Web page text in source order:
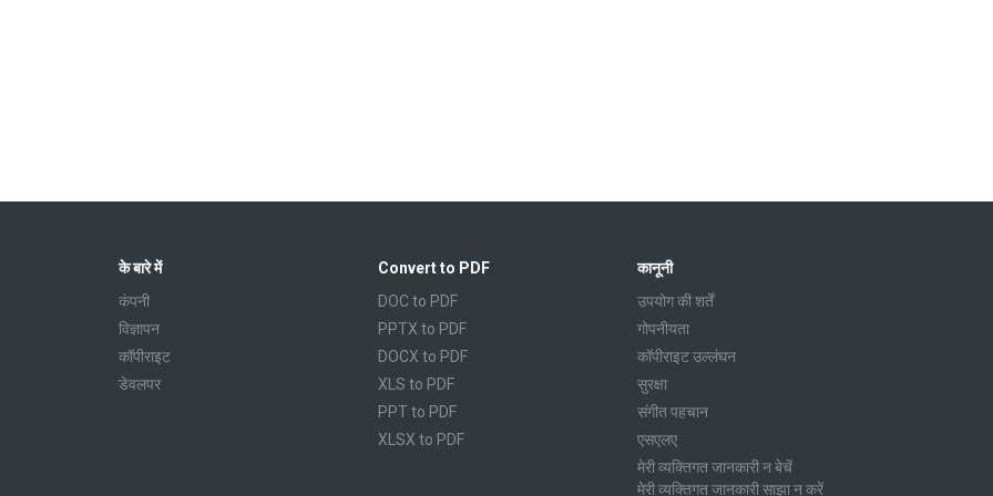
के बारे में
कंपनी
विज्ञापन
कॉपीराइट
डेवलपर
Convert to PDF
DOC to PDF
PPTX to PDF
DOCX to PDF
XLS to PDF
PPT to PDF
XLSX to PDF
कानूनी
उपयोग की शर्तें
गोपनीयता
कॉपीराइट उल्लंघन
सुरक्षा
संगीत पहचान
एसएलए
मेरी व्यक्तिगत जानकारी न बेचें
मेरी व्यक्तिगत जानकारी साझा न करें